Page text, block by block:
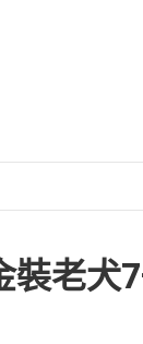
老犬